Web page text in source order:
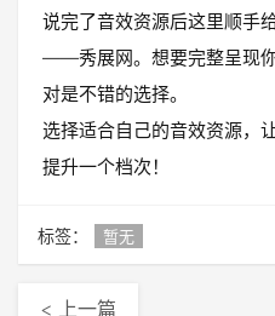
说完了音效资源后这里顺手
——秀展网。想要完整呈现
对是不错的选择。
选择适合自己的音效资源，
提升一个档次！
标签： 暂无
< 上一篇